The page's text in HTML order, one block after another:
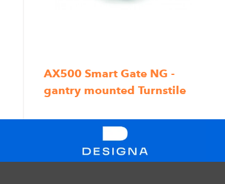
AX500 Smart Gate NG -
gantry mounted Turnstile